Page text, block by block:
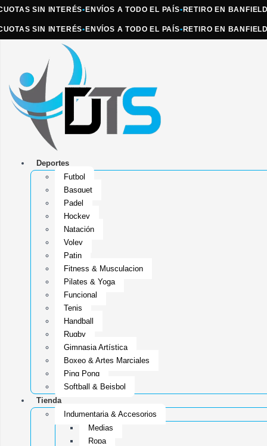
SIN INTERÉS•ENVÍOS A TODO EL PAÍS• RETIRO EN BANFIELD •
SIN INTERÉS•ENVÍOS A TODO EL PAÍS• RETIRO EN BANFIELD •
Deportes
Futbol
Basquet
Padel
Hockey
Natación
Voley
Patin
Fitness & Musculacion
Pilates & Yoga
Funcional
Tenis
Handball
Rugby
Gimnasia Artística
Boxeo & Artes Marciales
Ping Pong
Softball & Beisbol
Tienda
Indumentaria & Accesorios
Medias
Ropa